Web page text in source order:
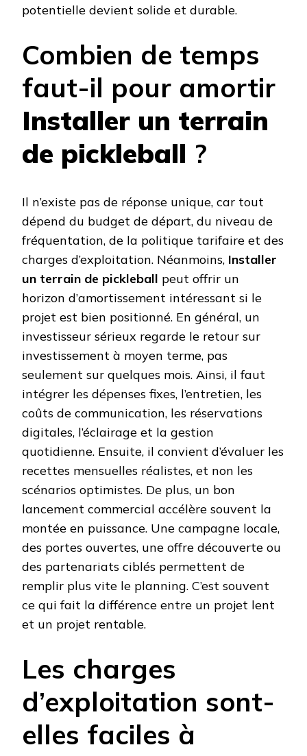
potentielle devient solide et durable.
Combien de temps
faut-il pour amortir
Installer un terrain
de pickleball ?
Il n’existe pas de réponse unique, car tout
dépend du budget de départ, du niveau de
fréquentation, de la politique tarifaire et des
charges d’exploitation. Néanmoins, Installer
un terrain de pickleball peut offrir un
horizon d’amortissement intéressant si le
projet est bien positionné. En général, un
investisseur sérieux regarde le retour sur
investissement à moyen terme, pas
seulement sur quelques mois. Ainsi, il faut
intégrer les dépenses fixes, l’entretien, les
coûts de communication, les réservations
digitales, l’éclairage et la gestion
quotidienne. Ensuite, il convient d’évaluer les
recettes mensuelles réalistes, et non les
scénarios optimistes. De plus, un bon
lancement commercial accélère souvent la
montée en puissance. Une campagne locale,
des portes ouvertes, une offre découverte ou
des partenariats ciblés permettent de
remplir plus vite le planning. C’est souvent
ce qui fait la différence entre un projet lent
et un projet rentable.
Les charges
d’exploitation sont-
elles faciles à